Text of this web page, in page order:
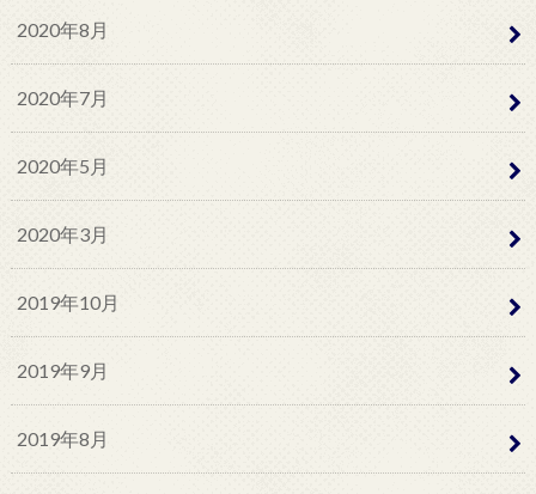
2020年8月
2020年7月
2020年5月
2020年3月
2019年10月
2019年9月
2019年8月